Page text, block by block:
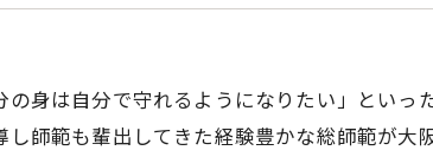
の身は自分で守れるようになりたい」とい
し師範も輩出してきた経験豊かな総師範が大